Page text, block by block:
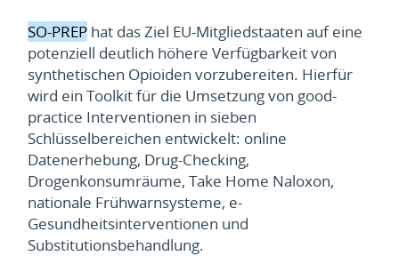
SO-PREP hat das Ziel EU-Mitgliedstaaten auf eine
potenziell deutlich höhere Verfügbarkeit von
synthetischen Opioiden vorzubereiten. Hierfür
wird ein Toolkit für die Umsetzung von good-
practice Interventionen in sieben
Schlüsselbereichen entwickelt: online
Datenerhebung, Drug-Checking,
Drogenkonsumräume, Take Home Naloxon,
nationale Frühwarnsysteme, e-
Gesundheitsinterventionen und
Substitutionsbehandlung.